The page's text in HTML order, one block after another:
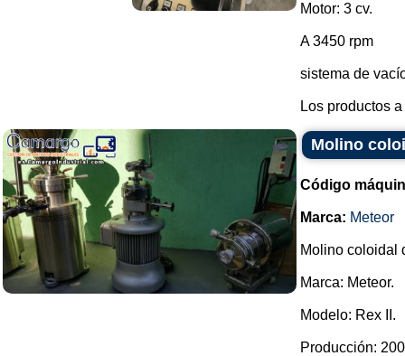
Motor: 3 cv.
A 3450 rpm
sistema de
Los productos
Molino
Código
Marca: Meteor
Molino coloidal
Marca: Meteor.
Modelo: Rex II.
Producción: